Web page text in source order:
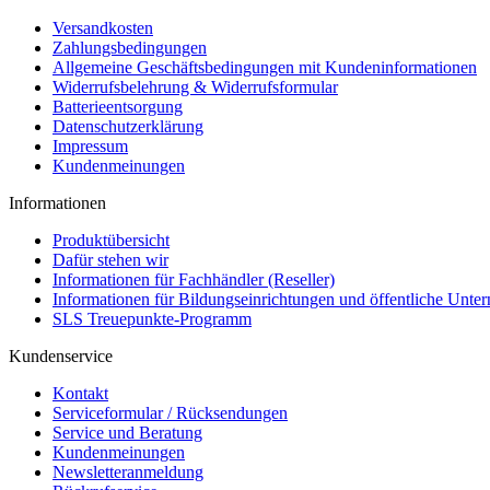
Versandkosten
Zahlungsbedingungen
Allgemeine Geschäftsbedingungen mit Kundeninformationen
Widerrufsbelehrung & Widerrufsformular
Batterieentsorgung
Datenschutzerklärung
Impressum
Kundenmeinungen
Informationen
Produktübersicht
Dafür stehen wir
Informationen für Fachhändler (Reseller)
Informationen für Bildungseinrichtungen und öffentliche
SLS Treuepunkte-Programm
Kundenservice
Kontakt
Serviceformular / Rücksendungen
Service und Beratung
Kundenmeinungen
Newsletteranmeldung